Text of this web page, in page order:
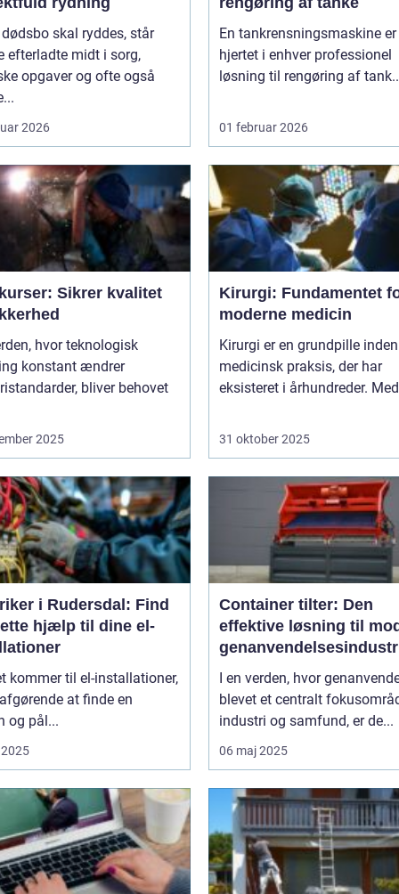
skal ryddes, står
efterladte midt i sorg,
opgaver og ofte også
2026
En tankrensningsmaskine er
hjertet i enhver professionel
løsning til rengøring af
01 februar 2026
Sikrer kvalitet
hvor teknologisk
konstant ændrer
bliver behovet
2025
Kirurgi: Fundamentet
moderne medicin
Kirurgi er en grundpille
medicinsk praksis, der har
eksisteret i århundreder.
31 oktober 2025
i Rudersdal: Find
hjælp til dine el-
kommer til el-installationer,
at finde en
og pål...
Container tilter: Den
effektive løsning til
I en verden, hvor
blevet et centralt
industri og samfund, er de...
06 maj 2025